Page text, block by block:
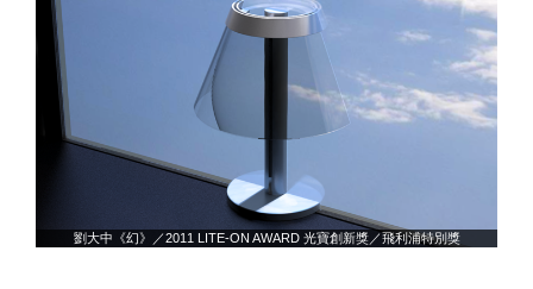
劉大中《幻》／2011 LITE-ON AWARD 光寶創新獎／飛利浦特別獎